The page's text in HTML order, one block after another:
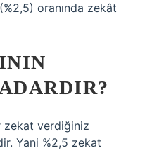
oranında zekât
zekat verdiğiniz
Yani %2,5 zekat